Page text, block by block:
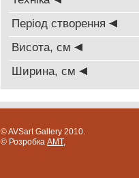
Період створення
Висота, см
Ширина, см
© AVSart Gallery 2010.
© Розробка AMT,